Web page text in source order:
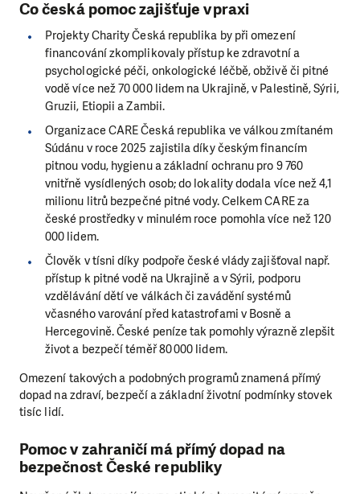
Co česká pomoc zajišťuje v praxi
Projekty Charity Česká republika by při omezení
financování zkomplikovaly přístup ke zdravotní a
psychologické péči, onkologické léčbě, obživě či pitné
vodě více než 70 000 lidem na Ukrajině, v Palestině, Sýrii,
Gruzii, Etiopii a Zambii.
Organizace CARE Česká republika ve válkou zmítaném
Súdánu v roce 2025 zajistila díky českým financím
pitnou vodu, hygienu a základní ochranu pro 9 760
vnitřně vysídlených osob; do lokality dodala více než 4,1
milionu litrů bezpečné pitné vody. Celkem CARE za
české prostředky v minulém roce pomohla více než 120
000 lidem.
Člověk v tísni díky podpoře české vlády zajišťoval např.
přístup k pitné vodě na Ukrajině a v Sýrii, podporu
vzdělávání dětí ve válkách či zavádění systémů
včasného varování před katastrofami v Bosně a
Hercegovině. České peníze tak pomohly výrazně zlepšit
život a bezpečí téměř 80 000 lidem.
Omezení takových a podobných programů znamená přímý
dopad na zdraví, bezpečí a základní životní podmínky stovek
tisíc lidí.
Pomoc v zahraničí má přímý dopad na
bezpečnost České republiky